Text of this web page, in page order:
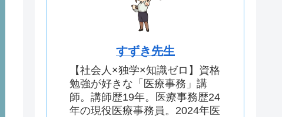
すずき先生
【社会人×独学×知識ゼロ】資格
勉強が好きな「医療事務」講
師。講師歴19年。医療事務歴24
年の現役医療事務員。2024年医